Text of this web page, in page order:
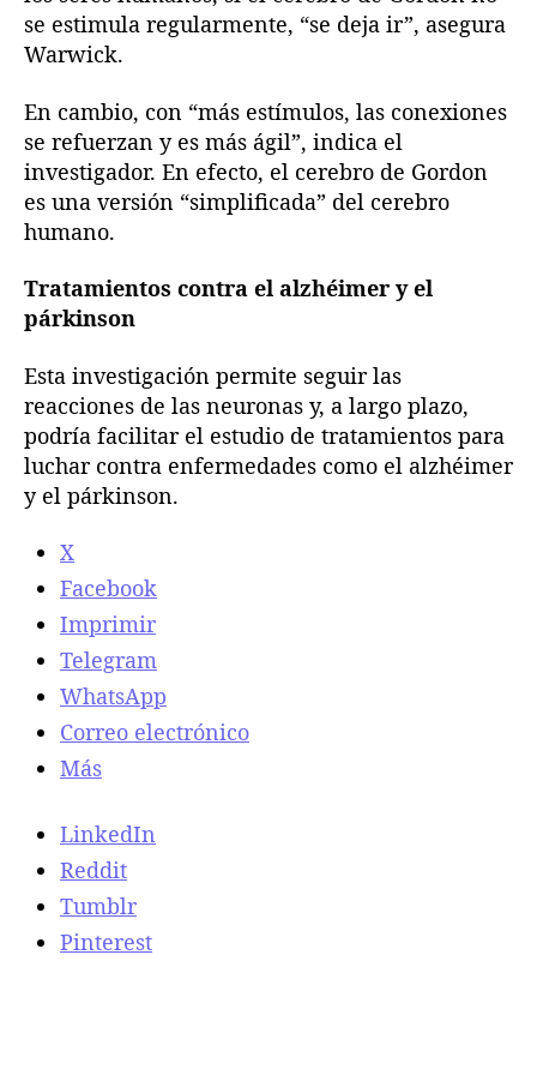
se estimula regularmente, “se deja ir”, asegura
Warwick.
En cambio, con “más estímulos, las conexiones
se refuerzan y es más ágil”, indica el
investigador. En efecto, el cerebro de Gordon
es una versión “simplificada” del cerebro
humano.
Tratamientos contra el alzhéimer y el
párkinson
Esta investigación permite seguir las
reacciones de las neuronas y, a largo plazo,
podría facilitar el estudio de tratamientos para
luchar contra enfermedades como el alzhéimer
y el párkinson.
X
Facebook
Imprimir
Telegram
WhatsApp
Correo electrónico
Más
LinkedIn
Reddit
Tumblr
Pinterest